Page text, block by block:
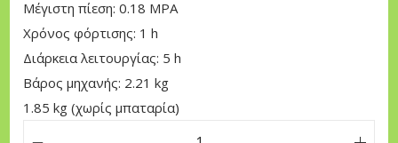
p
r
i
c
e
α
ι
ή
Μέγιστη πίεση: 0.18 MPA
Χρόνος φόρτισης: 1 h
Διάρκεια λειτουργίας: 5 h
Βάρος μηχανής: 2.21 kg
1.85 kg (χωρίς μπαταρία)